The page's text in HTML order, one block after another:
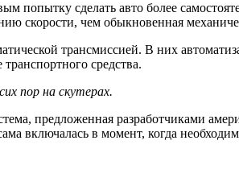
попытку сделать авто более
скорости, чем обыкновенная
трансмиссией. В них
средства.
пор на скутерах.
предложенная разработчиками
включалась в момент, когда